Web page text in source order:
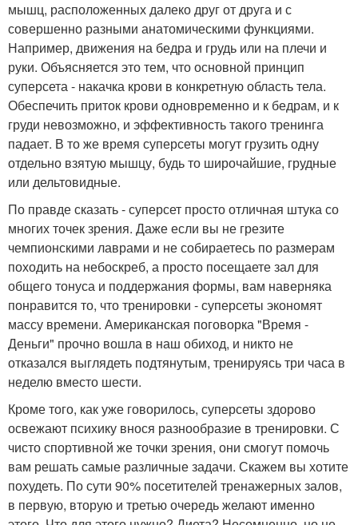
мышц, расположенных далеко друг от друга и с
совершенно разными анатомическими функциями.
Например, движения на бедра и грудь или на плечи и
руки. Объясняется это тем, что основной принцип
суперсета - накачка крови в конкретную область тела.
Обеспечить приток крови одновременно и к бедрам, и к
груди невозможно, и эффективность такого тренинга
падает. В то же время суперсеты могут грузить одну
отдельно взятую мышцу, будь то широчайшие, грудные
или дельтовидные.
По правде сказать - суперсет просто отличная штука со
многих точек зрения. Даже если вы не грезите
чемпионскими лаврами и не собираетесь по размерам
походить на небоскреб, а просто посещаете зал для
общего тонуса и поддержания формы, вам наверняка
понравится то, что тренировки - суперсеты экономят
массу времени. Американская поговорка "Время -
Деньги" прочно вошла в наш обиход, и никто не
отказался выглядеть подтянутым, тренируясь три часа в
неделю вместо шести.
Кроме того, как уже говорилось, суперсеты здорово
освежают психику внося разнообразие в тренировки. С
чисто спортивной же точки зрения, они смогут помочь
вам решать самые различные задачи. Скажем вы хотите
похудеть. По сути 90% посетителей тренажерных залов,
в первую, вторую и третью очередь желают именно